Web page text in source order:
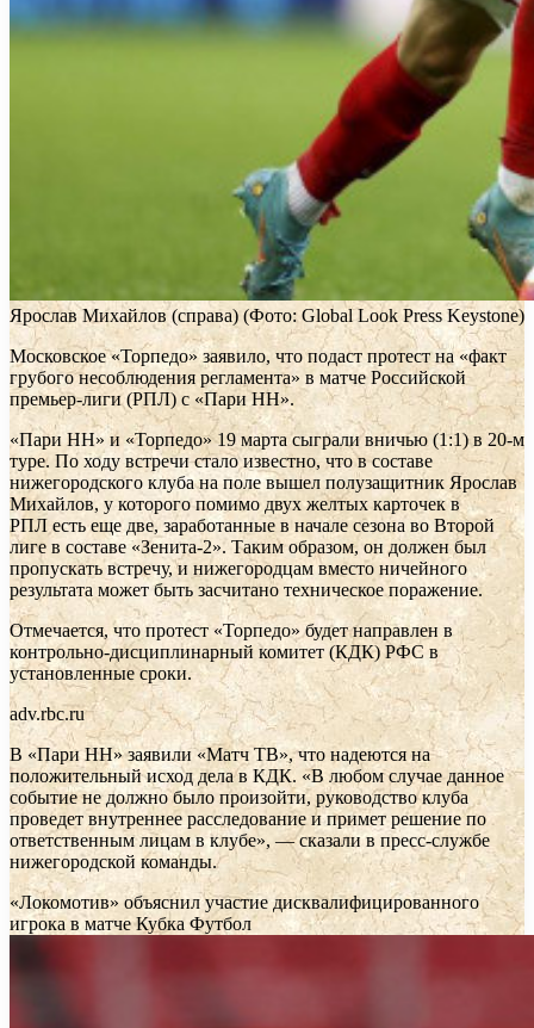
Ярослав Михайлов (справа) (Фото: Global Look Press Keystone)
Московское «Торпедо» заявило, что подаст протест на «факт
грубого несоблюдения регламента» в матче Российской
премьер-лиги (РПЛ) с «Пари НН».
«Пари НН» и «Торпедо» 19 марта сыграли вничью (1:1) в 20-м
туре. По ходу встречи стало известно, что в составе
нижегородского клуба на поле вышел полузащитник Ярослав
Михайлов, у которого помимо двух желтых карточек в
РПЛ есть еще две, заработанные в начале сезона во Второй
лиге в составе «Зенита-2». Таким образом, он должен был
пропускать встречу, и нижегородцам вместо ничейного
результата может быть засчитано техническое поражение.
Отмечается, что протест «Торпедо» будет направлен в
контрольно-дисциплинарный комитет (КДК) РФС в
установленные сроки.
adv.rbc.ru
В «Пари НН» заявили «Матч ТВ», что надеются на
положительный исход дела в КДК. «В любом случае данное
событие не должно было произойти, руководство клуба
проведет внутреннее расследование и примет решение по
ответственным лицам в клубе», — сказали в пресс-службе
нижегородской команды.
«Локомотив» объяснил участие дисквалифицированного
игрока в матче Кубка Футбол